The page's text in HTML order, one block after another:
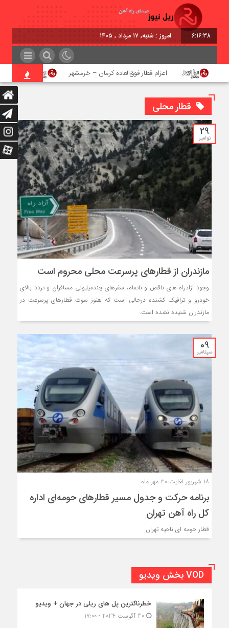
6:16:39 امروز : شنبه, ۱۷ مرداد , ۱۴۰۵
اعزام قطار فوق‌العاده کرمان – خرمشهر
قطار محلی
29
نوامبر
مازندران از قطارهای پرسرعت محلی محروم است
وجود آزادراه های ناقص و ناتمام، سفرهای چندمیلیونی مسافران و تردد بالای
خودرو و ترافیک کشنده درحالی است که هنوز سوت قطارهای پرسرعت در
مازندران شنیده نشده است.
09
سپتامبر
۱۸ شهریور لغایت ۳۰ مهر ماه
برنامه حرکت و جدول مسیر قطارهای حومه‌ای اداره
کل راه آهن تهران
قطار حومه ای ناحیه تهران
VOD بخش ویدیو
خطرناکترین پل های ریلی در جهان + ویدیو
30 آگوست 2024 - 17:00